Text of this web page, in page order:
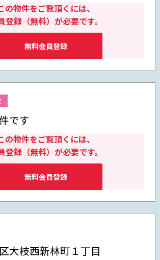
の物件をご覧頂くには、
登録（無料）が必要です。
無料会員登録
です
の物件をご覧頂くには、
登録（無料）が必要です。
無料会員登録
大枝西新林町１丁目